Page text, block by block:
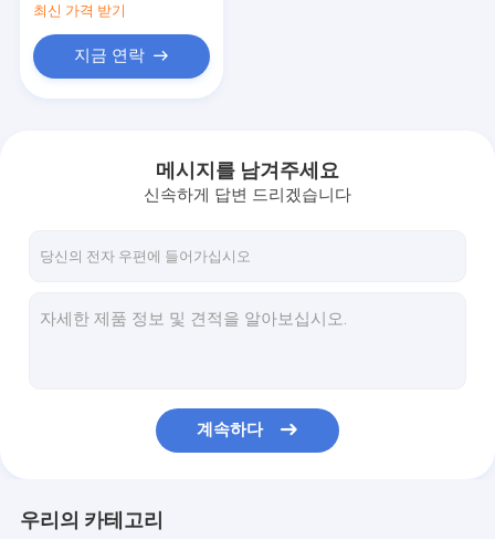
최신 가격 받기
지금 연락
메시지를 남겨주세요
신속하게 답변 드리겠습니다
계속하다
우리의 카테고리